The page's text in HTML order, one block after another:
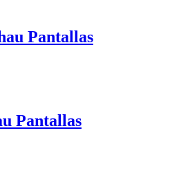
Pantallas
Pantallas